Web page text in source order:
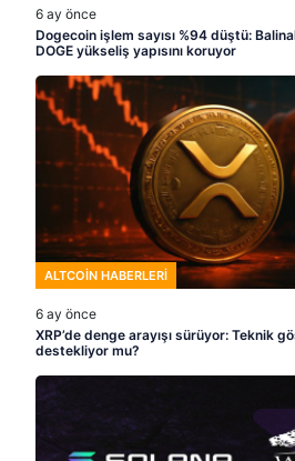
6 ay önce
Dogecoin işlem sayısı %94 düştü:
DOGE yükseliş yapısını koruyor
ALTCOIN HABERLERI
6 ay önce
XRP’de denge arayışı sürüyor: Teknik
destekliyor mu?